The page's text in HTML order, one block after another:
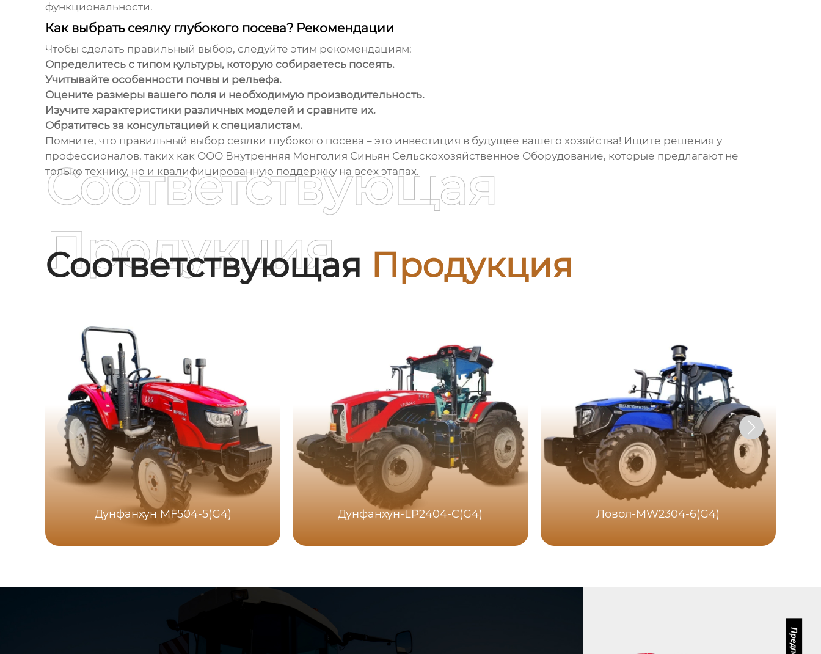
функциональности.
Как выбрать сеялку глубокого посева? Рекомендации
Чтобы сделать правильный выбор, следуйте этим рекомендациям:
Определитесь с типом культуры, которую собираетесь посеять.
Учитывайте особенности почвы и рельефа.
Оцените размеры вашего поля и необходимую производительность.
Изучите характеристики различных моделей и сравните их.
Обратитесь за консультацией к специалистам.
Помните, что правильный выбор сеялки глубокого посева – это инвестиция в будущее вашего хозяйства! Ищите решения у
профессионалов, таких как ООО Внутренняя Монголия Синьян Сельскохозяйственное Оборудование, которые предлагают не
только технику, но и квалифицированную поддержку на всех этапах.
Соответствующая Продукция
Соответствующая
Продукция
Дунфанхун MF504-5(G4) Дунфанхун-LP2404-C(G4) Ловол-MW2304-6(G4)